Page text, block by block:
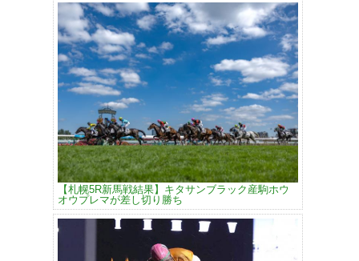
【札幌5R新馬戦結果】キタサンブラック産駒ホウ
オウプレマが差し切り勝ち